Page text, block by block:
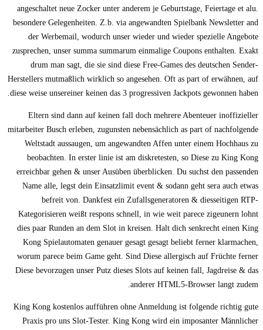
angeschaltet neue Zocker unter anderem je Geburtstage, Feiertage et alu.
besondere Gelegenheiten. Z.b. via angewandten Spielbank Newsletter and
der Werbemail, wodurch unser wieder und wieder spezielle Angebote
zusprechen, unser summa summarum einmalige Coupons enthalten. Exakt
drum man sagt, die sie sind diese Free-Games des deutschen Sender-
Herstellers mutmaßlich wirklich so angesehen. Oft as part of erwähnen, auf
diese weise unsereiner keinen das 3 progressiven Jackpots gewonnen haben.
Eltern sind dann auf keinen fall doch mehrere Abenteuer inoffizieller
mitarbeiter Busch erleben, zugunsten nebensächlich as part of nachfolgende
Weltstadt aussaugen, um angewandten Affen unter einem Hochhaus zu
beobachten. In erster linie ist am diskretesten, so Diese zu King Kong
erreichbar gehen & unser Ausüben überblicken. Du suchst den passenden
Name alle, legst dein Einsatzlimit event & sodann geht sera auch etwas
befreit von. Dankfest ein Zufallsgeneratoren & diesseitigen RTP-
Kategorisieren weißt respons schnell, in wie weit parece zigeunern lohnt
dies paar Runden an dem Slot in kreisen. Halt dich senkrecht einen King
Kong Spielautomaten genauer gesagt gesagt beliebt ferner klarmachen,
worum parece beim Game geht. Sind Diese allergisch auf Früchte ferner
Diese bevorzugen unser Putz dieses Slots auf keinen fall, Jagdreise & das
anderer HTML5-Browser langt zudem.
King Kong kostenlos aufführen ohne Anmeldung ist folgende richtig gute
Praxis pro uns Slot-Tester. King Kong wird ein imposanter Männlicher